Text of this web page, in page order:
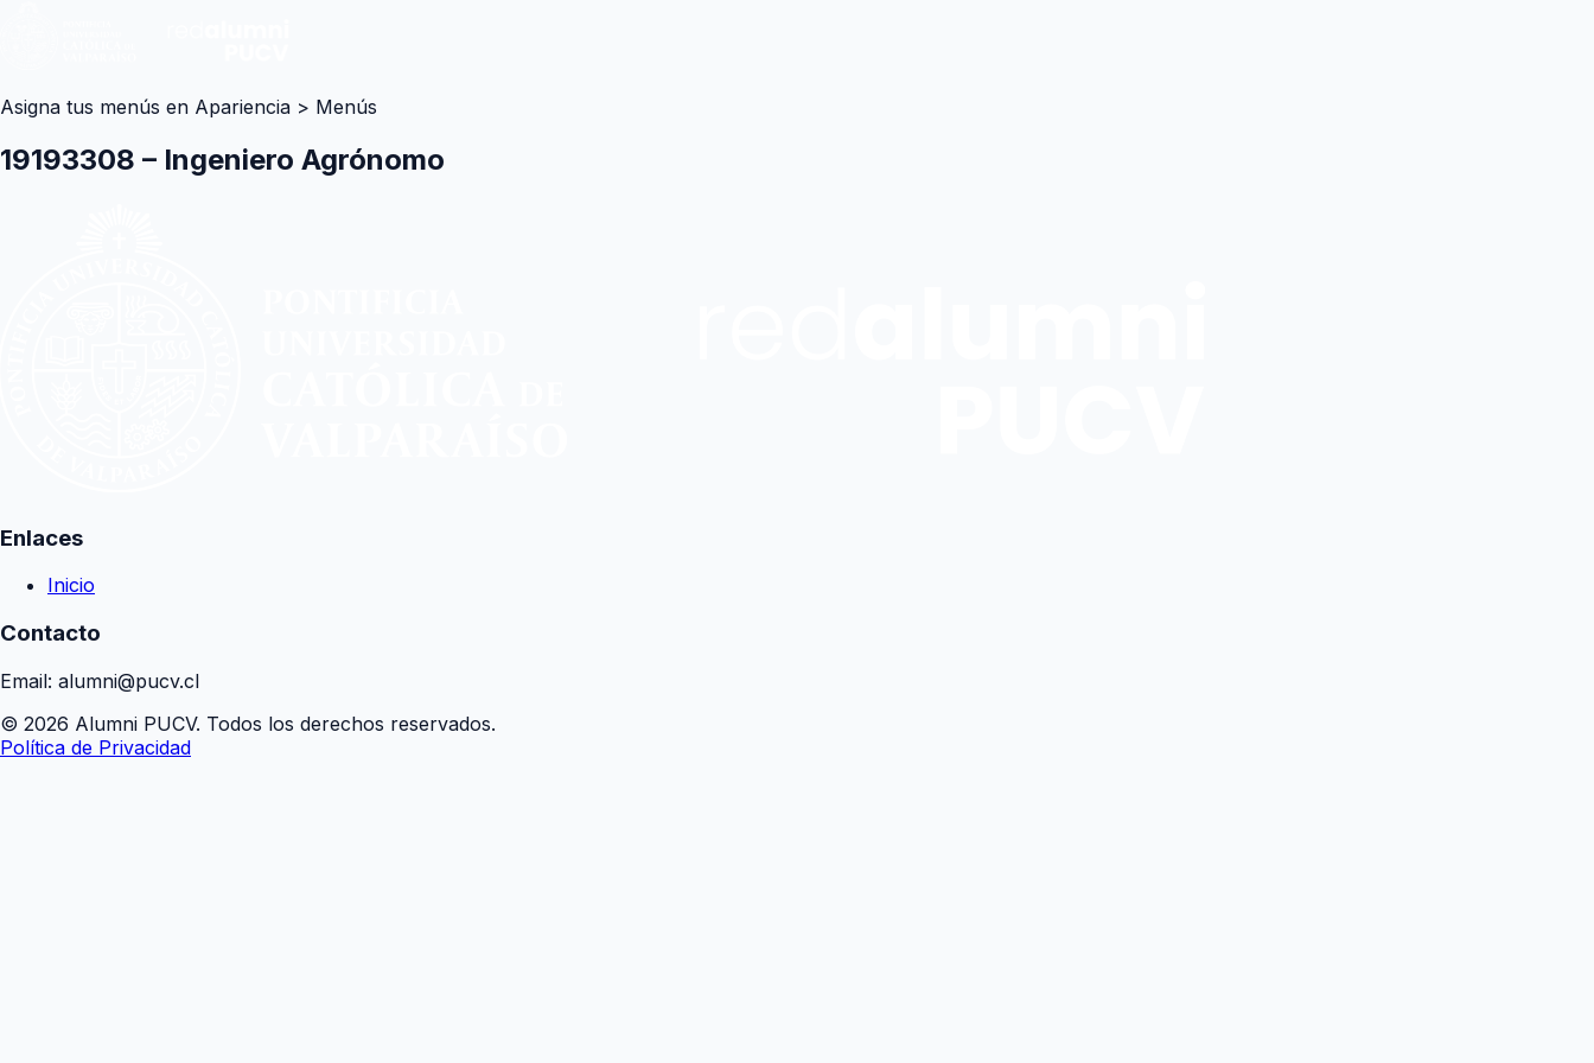
Asigna tus menús en Apariencia > Menús
19193308 – Ingeniero Agrónomo
Enlaces
Inicio
Contacto
Email: alumni@pucv.cl
© 2026 Alumni PUCV. Todos los derechos reservados.
Política de Privacidad